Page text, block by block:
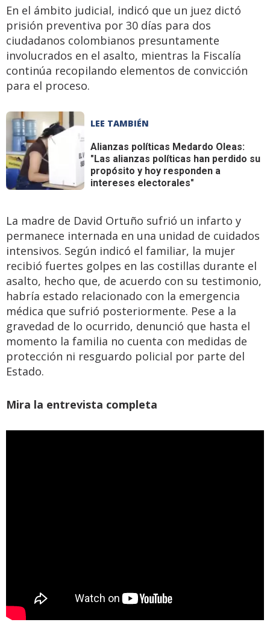
En el ámbito judicial, indicó que un juez dictó
prisión preventiva por 30 días para dos
ciudadanos colombianos presuntamente
involucrados en el asalto, mientras la Fiscalía
continúa recopilando elementos de convicción
para el proceso.
LEE TAMBIÉN
Alianzas políticas Medardo Oleas:
"Las alianzas políticas han perdido su
propósito y hoy responden a
intereses electorales"
La madre de David Ortuño sufrió un infarto y
permanece internada en una unidad de cuidados
intensivos. Según indicó el familiar, la mujer
recibió fuertes golpes en las costillas durante el
asalto, hecho que, de acuerdo con su testimonio,
habría estado relacionado con la emergencia
médica que sufrió posteriormente. Pese a la
gravedad de lo ocurrido, denunció que hasta el
momento la familia no cuenta con medidas de
protección ni resguardo policial por parte del
Estado.
Mira la entrevista completa